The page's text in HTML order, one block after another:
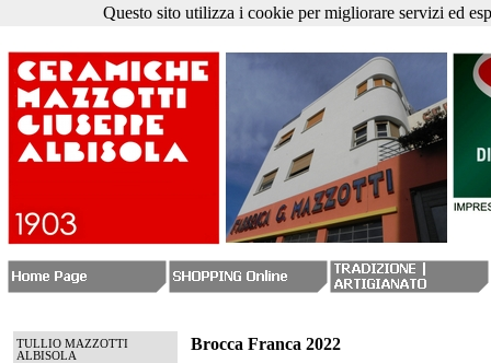
TULLIO MAZZOTTI
ALBISOLA
Brocca Franca 2022
Questo sito utilizza i cookie per migliorare servizi ed